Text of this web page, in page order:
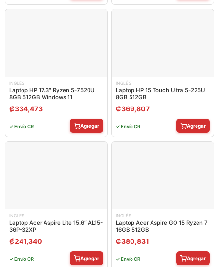
INGLÉS
Laptop HP 17.3″ Ryzen 5-7520U
8GB 512GB Windows 11
₡334,473
✓ Envío CR Agregar
INGLÉS
Laptop HP 15 Touch Ultra 5-225U
8GB 512GB
₡369,807
✓ Envío CR Agregar
INGLÉS
Laptop Acer Aspire Lite 15.6″ AL15-
36P-32XP
₡241,340
✓ Envío CR Agregar
INGLÉS
Laptop Acer Aspire GO 15 Ryzen 7
16GB 512GB
₡380,831
✓ Envío CR Agregar